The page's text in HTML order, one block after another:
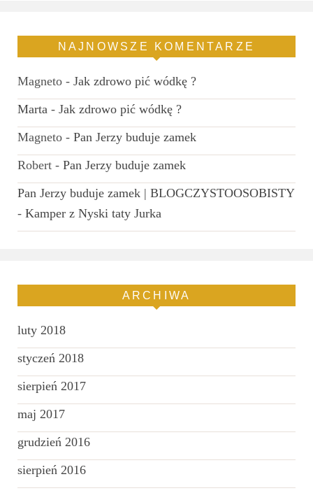
NAJNOWSZE KOMENTARZE
Magneto - Jak zdrowo pić wódkę ?
Marta - Jak zdrowo pić wódkę ?
Magneto - Pan Jerzy buduje zamek
Robert - Pan Jerzy buduje zamek
Pan Jerzy buduje zamek | BLOGCZYSTOOSOBISTY
- Kamper z Nyski taty Jurka
ARCHIWA
luty 2018
styczeń 2018
sierpień 2017
maj 2017
grudzień 2016
sierpień 2016